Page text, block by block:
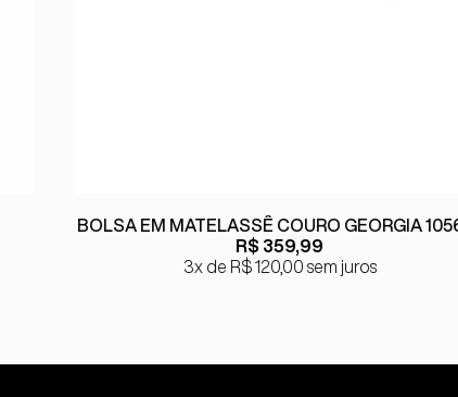
R$ 359,99
3x
R$ 120,00 sem juros